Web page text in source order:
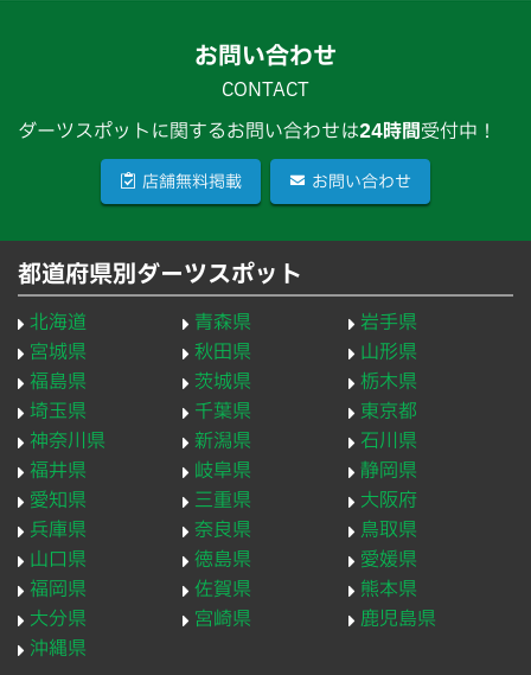
お問い合わせ
CONTACT
ダーツスポットに関するお問い合わせは24時間受付中！
店舗無料掲載 お問い合わせ
都道府県別ダーツスポット
北海道 青森県
岩手県
宮城県
秋田県
山形県
福島県
茨城県
栃木県
埼玉県
千葉県
東京都
神奈川県
新潟県
石川県
福井県
岐阜県
静岡県
愛知県
三重県
大阪府
兵庫県
奈良県
鳥取県
山口県
徳島県
愛媛県
福岡県
佐賀県
熊本県
大分県
宮崎県
鹿児島県
沖縄県